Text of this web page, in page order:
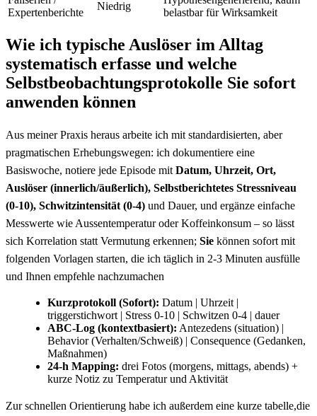
⁢Expertenberichte
Niedrig
belastbar für Wirksamkeit
Wie ich typische ⁣Auslöser im Alltag
systematisch erfasse und welche
Selbstbeobachtungsprotokolle Sie sofort
anwenden können
Aus meiner Praxis heraus arbeite ich mit standardisierten, aber
pragmatischen Erhebungswegen: ich dokumentiere eine
Basiswoche, notiere ⁤jede Episode mit Datum, Uhrzeit, ‍Ort,
Auslöser (innerlich/äußerlich), Selbstberichtetes Stressniveau
(0-10), Schwitzintensität (0-4) und Dauer, und ergänze einfache
Messwerte⁢ wie Aussentemperatur oder Koffeinkonsum – so lässt
sich​ Korrelation statt Vermutung erkennen; Sie können sofort​ mit
⁢folgenden Vorlagen starten, die ich täglich in 2-3 Minuten ausfülle
und Ihnen empfehle nachzumachen
Kurzprotokoll (Sofort): Datum | Uhrzeit⁣ |
triggerstichwort | Stress 0-10 | Schwitzen ⁤0-4 | dauer
ABC-Log (kontextbasiert): Antezedens (situation) |
Behavior (Verhalten/Schweiß)⁣ | Consequence (Gedanken,
⁣Maßnahmen)
24‑h‍ Mapping: drei⁣ Fotos (morgens, mittags, abends) +
kurze Notiz zu Temperatur und Aktivität
Zur schnellen Orientierung habe ich außerdem eine kurze tabelle,die